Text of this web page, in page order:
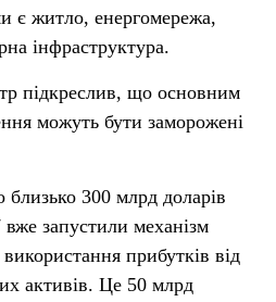
є житло, енергомережа,
інфраструктура.
підкреслив, що основним
можуть бути заморожені
близько 300 млрд доларів
запустили механізм
прибутків від
активів. Це 50 млрд